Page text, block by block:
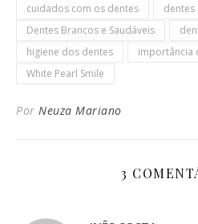
cuidados com os dentes
dentes
Dentes Brancos e Saudáveis
higiene dos dentes
importância
White Pearl Smile
Por Neuza Mariano
3